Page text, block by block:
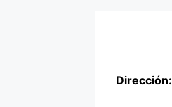
Dirección: